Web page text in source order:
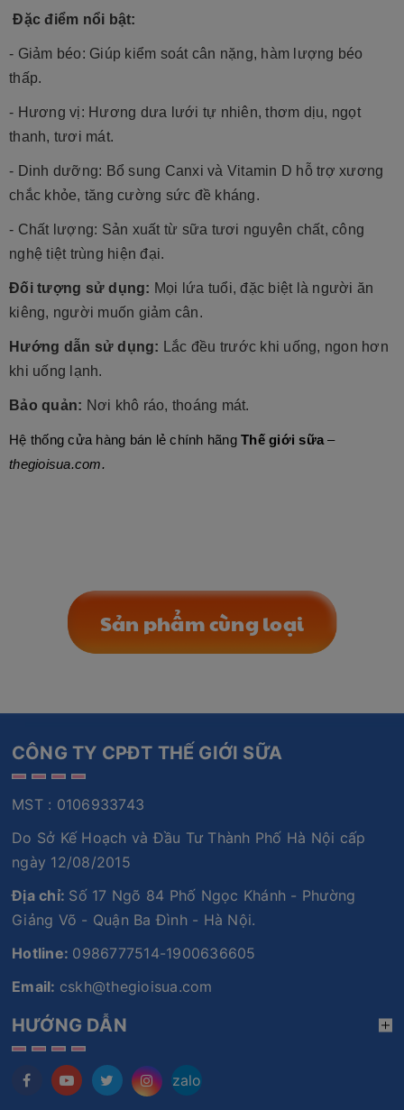
Đặc điểm nổi bật:
- Giảm béo: Giúp kiểm soát cân nặng, hàm lượng béo
thấp.
- Hương vị: Hương dưa lưới tự nhiên, thơm dịu, ngọt
thanh, tươi mát.
- Dinh dưỡng: Bổ sung Canxi và Vitamin D hỗ trợ xương
chắc khỏe, tăng cường sức đề kháng.
- Chất lượng: Sản xuất từ sữa tươi nguyên chất, công
nghệ tiệt trùng hiện đại.
Đối tượng sử dụng: Mọi lứa tuổi, đặc biệt là người ăn
kiêng, người muốn giảm cân.
Hướng dẫn sử dụng: Lắc đều trước khi uống, ngon hơn
khi uống lạnh.
Bảo quản: Nơi khô ráo, thoáng mát.
Hệ thống cửa hàng bán lẻ chính hãng Thế giới sữa–
thegioisua.com.
Sản phẩm cùng loại
CÔNG TY CPĐT THẾ GIỚI SỮA
MST : 0106933743
Do Sở Kế Hoạch và Đầu Tư Thành Phố Hà Nội cấp
ngày 12/08/2015
Địa chỉ: Số 17 Ngõ 84 Phố Ngọc Khánh - Phường
Giảng Võ - Quận Ba Đình - Hà Nội.
Hotline: 0986777514-1900636605
Email: cskh@thegioisua.com
HƯỚNG DẪN
zalo